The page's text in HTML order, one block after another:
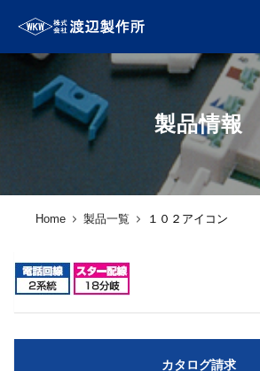
製品情報
Home 製品一覧 １０２アイコン
カタログ請求